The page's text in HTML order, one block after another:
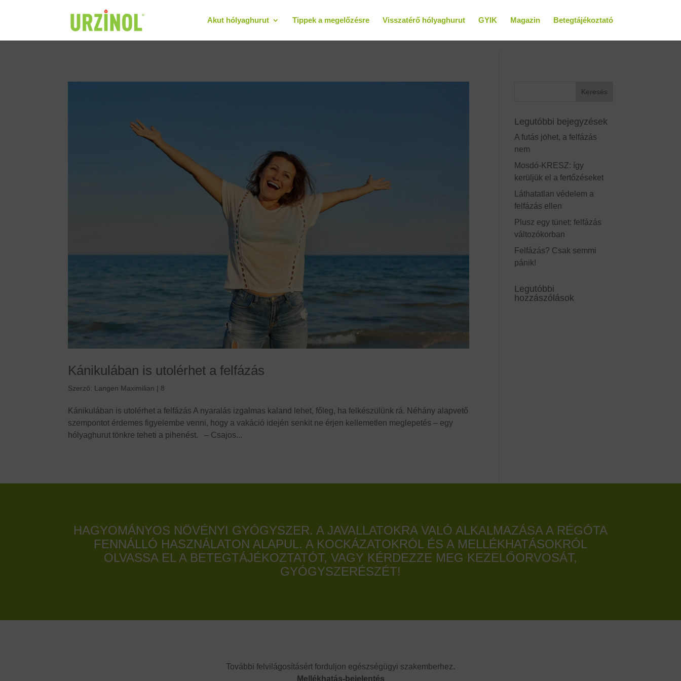
Akut hólyaghurut
Tippek a megelőzésre Visszatérő hólyaghurut GYIK Magazin Betegtájékoztató
Kánikulában is utolérhet a felfázás
Szerző: Langen Maximilian | 8
Kánikulában is utolérhet a felfázás A nyaralás izgalmas kaland lehet, főleg, ha felkészülünk rá. Néhány alapvető
szempontot érdemes figyelembe venni, hogy a vakáció idején senkit ne érjen kellemetlen meglepetés – egy
hólyaghurut tönkre teheti a pihenést. – Csajos...
Legutóbbi bejegyzések
A futás jöhet, a felfázás
nem
Mosdó-KRESZ: így
kerüljük el a fertőzéseket
Láthatatlan védelem a
felfázás ellen
Plusz egy tünet: felfázás
változókorban
Felfázás? Csak semmi
pánik!
Legutóbbi
hozzászólások
HAGYOMÁNYOS NÖVÉNYI GYÓGYSZER. A JAVALLATOKRA VALÓ ALKALMAZÁSA A RÉGÓTA
FENNÁLLÓ HASZNÁLATON ALAPUL. A KOCKÁZATOKRÓL ÉS A MELLÉKHATÁSOKRÓL
OLVASSA EL A BETEGTÁJÉKOZTATÓT, VAGY KÉRDEZZE MEG KEZELŐORVOSÁT,
GYÓGYSZERÉSZÉT!
További felvilágosításért forduljon egészségügyi szakemberhez.
Mellékhatás-bejelentés